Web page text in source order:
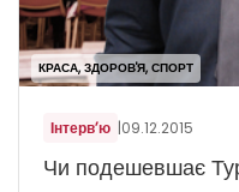
КРАСА, ЗДОРОВ'Я, СПОРТ
Інтерв’ю |09.12.2015
Чи подешевшає